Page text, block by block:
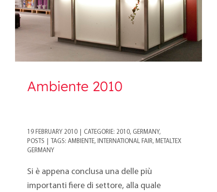
Ambiente 2010
19 FEBRUARY 2010 CATEGORIE: 2010, GERMANY,
POSTS
TAGS: AMBIENTE, INTERNATIONAL FAIR, METALTEX
GERMANY
Si è appena conclusa una delle più
importanti fiere di settore, alla quale